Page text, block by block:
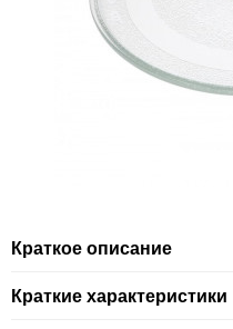
Краткое описание
Краткие характеристики